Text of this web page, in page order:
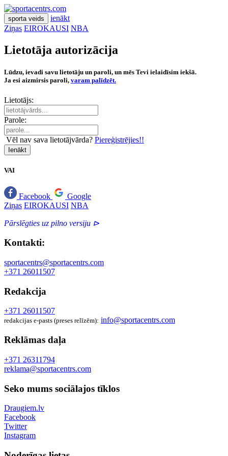
sporta veids
ienākt
Ziņas EIROKAUSI NBA
Lietotāja autorizācija
Lūdzu, ievadi savu lietotāju un paroli, un mēs Tevi ielaidīsim iekšā.
Ja esi aizmirsis paroli, varam palīdzēt.
Lietotājs:
Parole:
Vēl nav sava lietotājvārda? Piereģistrējies!!
Ienākt
VAI
Facebook
Google
Ziņas EIROKAUSI NBA
Pārslēgties uz pilno versiju ⊳
Kontakti:
sportacentrs@sportacentrs.com
+371 26011507
Redakcija
+371 26011507
redakcijas e-pasts (preses relīzēm): info@sportacentrs.com
Reklāmas daļa
+371 26311794
reklama@sportacentrs.com
Seko mums sociālajos tīklos
Draugiem.lv
Facebook
Twitter
Instagram